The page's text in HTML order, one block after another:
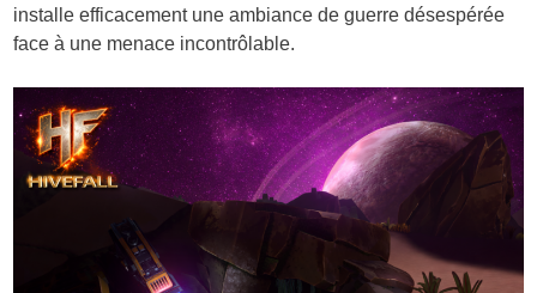
installe efficacement une ambiance de guerre désespérée
face à une menace incontrôlable.